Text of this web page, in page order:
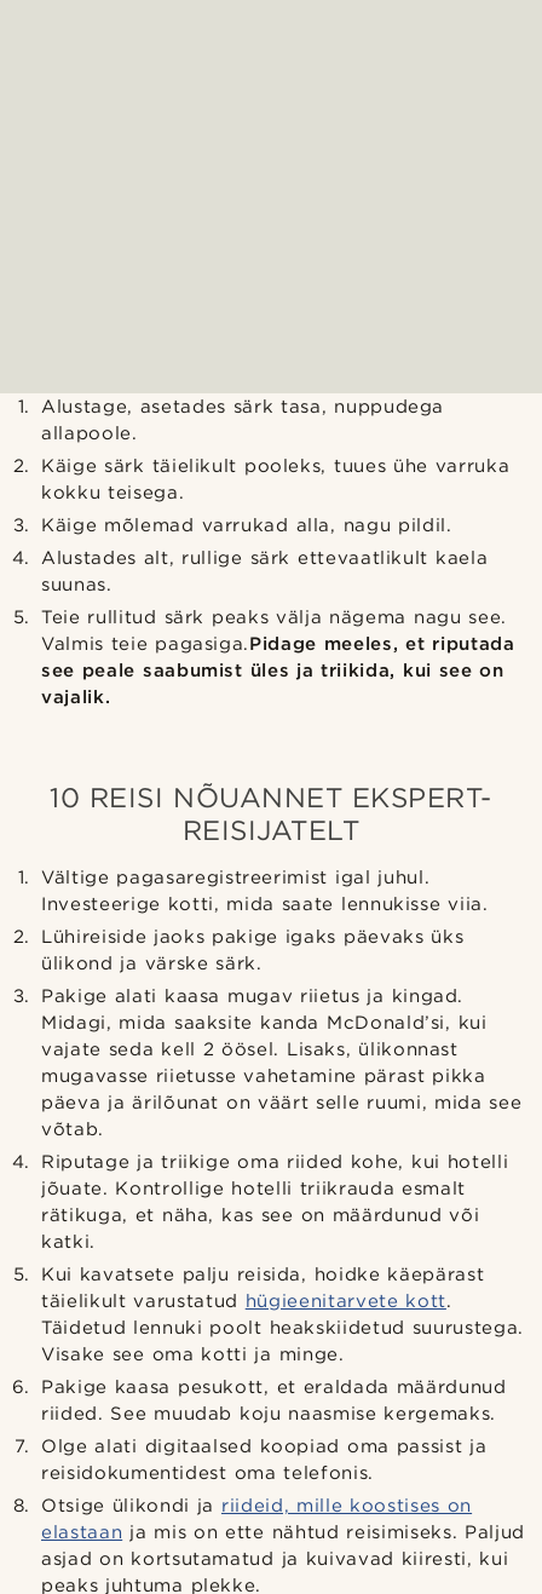
Alustage, asetades särk tasa, nuppudega
allapoole.
Käige särk täielikult pooleks, tuues ühe varruka
kokku teisega.
Käige mõlemad varrukad alla, nagu pildil.
Alustades alt, rullige särk ettevaatlikult kaela
suunas.
Teie rullitud särk peaks välja nägema nagu see.
Valmis teie pagasiga.Pidage meeles, et riputada
see peale saabumist üles ja triikida, kui see on
vajalik.
10 REISI NÕUANNET EKSPERT-
REISIJATELT
Vältige pagasaregistreerimist igal juhul.
Investeerige kotti, mida saate lennukisse viia.
Lühireiside jaoks pakige igaks päevaks üks
ülikond ja värske särk.
Pakige alati kaasa mugav riietus ja kingad.
Midagi, mida saaksite kanda McDonald’si, kui
vajate seda kell 2 öösel. Lisaks, ülikonnast
mugavasse riietusse vahetamine pärast pikka
päeva ja ärilõunat on väärt selle ruumi, mida see
võtab.
Riputage ja triikige oma riided kohe, kui hotelli
jõuate. Kontrollige hotelli triikrauda esmalt
rätikuga, et näha, kas see on määrdunud või
katki.
Kui kavatsete palju reisida, hoidke käepärast
täielikult varustatud hügieenitarvete kott.
Täidetud lennuki poolt heakskiidetud suurustega.
Visake see oma kotti ja minge.
Pakige kaasa pesukott, et eraldada määrdunud
riided. See muudab koju naasmise kergemaks.
Olge alati digitaalsed koopiad oma passist ja
reisidokumentidest oma telefonis.
Otsige ülikondi ja riideid, mille koostises on
elastaan ja mis on ette nähtud reisimiseks. Paljud
asjad on kortsutamatud ja kuivavad kiiresti, kui
peaks juhtuma plekke.